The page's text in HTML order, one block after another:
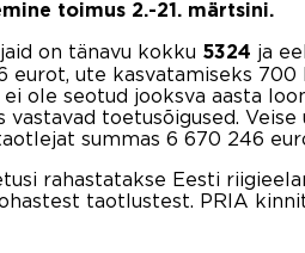
toimus 2.-21. märtsini.
on tänavu kokku 5324 ja
eurot, ute kasvatamiseks
ole seotud jooksva aasta
toetusõigused.
summas 6 670 246
rahastatakse Eesti
taotlustest. PRIA